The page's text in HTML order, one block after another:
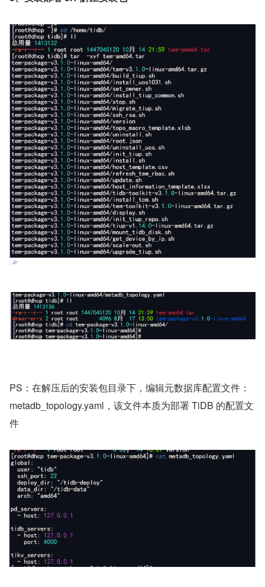
PS：在解压后的安装包目录下，编辑元数据库配置文件：
metadb_topology.yaml，该⽂件本质为部署 TiDB 的配置⽂
件